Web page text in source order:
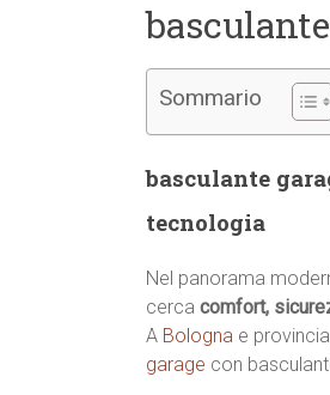
Sommario
basculante
tecnologia
Nel panorama
cerca comfort,
A Bologna e
garage con